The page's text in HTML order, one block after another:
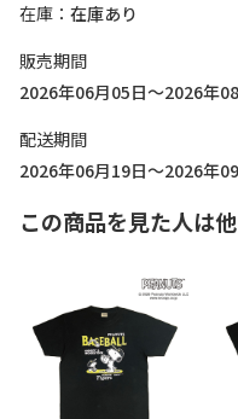
在庫
在庫あり
販売期間
2026年06月05日～2026年
配送期間
2026年06月19日～2026年
この商品を見た人は